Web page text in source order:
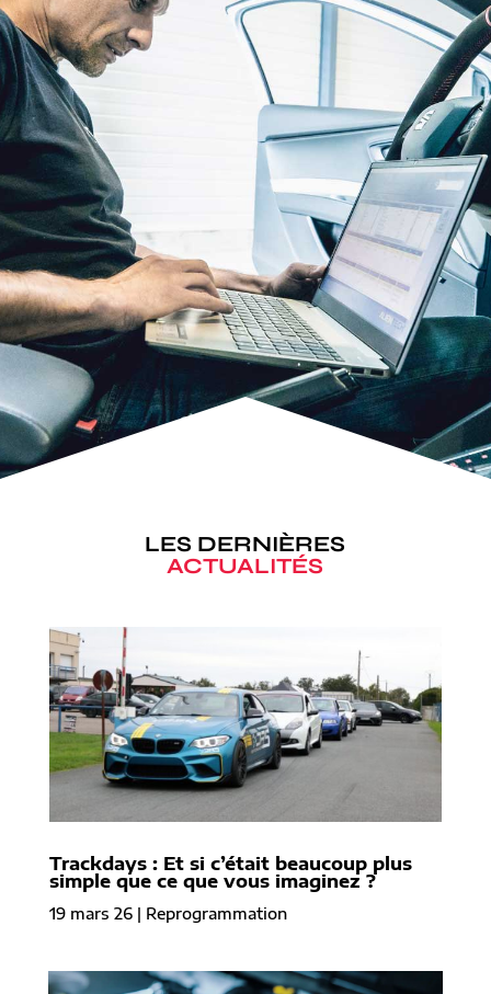
LES DERNIÈRES
ACTUALITÉS
Trackdays : Et si c’était beaucoup plus
simple que ce que vous imaginez ?
19 mars 26| Reprogrammation